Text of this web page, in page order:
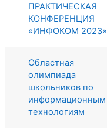
ПРАКТИЧЕСКАЯ
КОНФЕРЕНЦИЯ
«ИНФОКОМ 2023»
Областная
олимпиада
школьников по
информационным
технологиям